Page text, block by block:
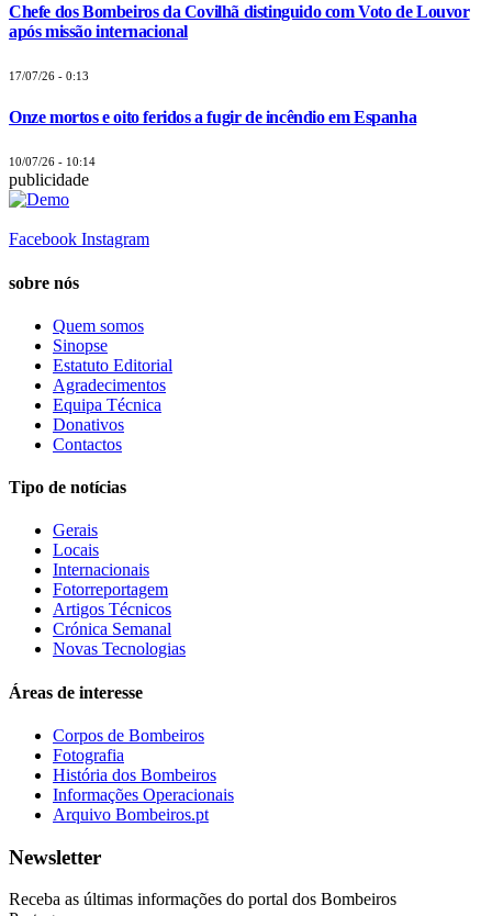
Chefe dos Bombeiros da Covilhã distinguido com Voto de Louvor
após missão internacional
17/07/26 - 0:13
Onze mortos e oito feridos a fugir de incêndio em Espanha
10/07/26 - 10:14
publicidade
Facebook Instagram
sobre nós
Quem somos
Sinopse
Estatuto Editorial
Agradecimentos
Equipa Técnica
Donativos
Contactos
Tipo de notícias
Gerais
Locais
Internacionais
Fotorreportagem
Artigos Técnicos
Crónica Semanal
Novas Tecnologias
Áreas de interesse
Corpos de Bombeiros
Fotografia
História dos Bombeiros
Informações Operacionais
Arquivo Bombeiros.pt
Newsletter
Receba as últimas informações do portal dos Bombeiros